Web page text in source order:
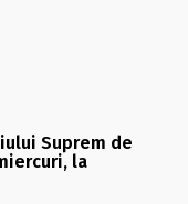
Suprem de
la